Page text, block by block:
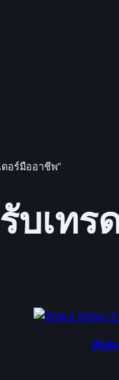
อร์มืออาชีพ”
บเท